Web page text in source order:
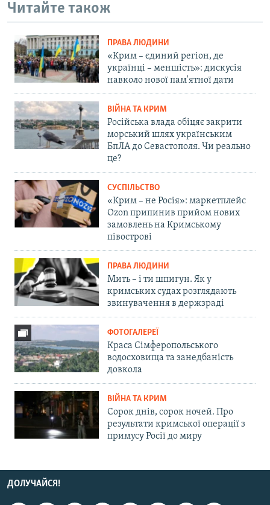
Читайте також
ПРАВА ЛЮДИНИ
«Крим – єдиний регіон, де
українці – меншість»: дискусія
навколо нової пам'ятної дати
ВІЙНА ТА КРИМ
Російська влада обіцяє закрити
морський шлях українським
БпЛА до Севастополя. Чи реально
це?
СУСПІЛЬСТВО
«Крим – не Росія»: маркетплейс
Ozon припинив прийом нових
замовлень на Кримському
півострові
ПРАВА ЛЮДИНИ
Мить – і ти шпигун. Як у
кримських судах розглядають
звинувачення в держзраді
ФОТОГАЛЕРЕЇ
Краса Сімферопольського
водосховища та занедбаність
довкола
ВІЙНА ТА КРИМ
Сорок днів, сорок ночей. Про
результати кримської операції з
примусу Росії до миру
ДОЛУЧАЙСЯ!